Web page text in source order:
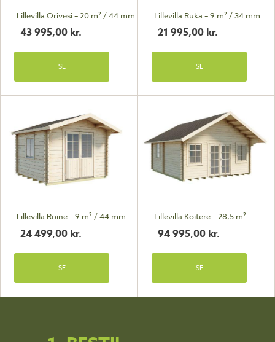
Lillevilla Orivesi – 20 m² / 44 mm
43 995,00 kr.
SE
Lillevilla Ruka – 9 m² / 34 mm
21 995,00 kr.
SE
Lillevilla Roine – 9 m² / 44 mm
24 499,00 kr.
SE
Lillevilla Koitere – 28,5 m²
94 995,00 kr.
SE